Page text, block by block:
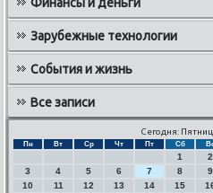
Зарубежные технологии
События и жизнь
Все записи
Сегодня:
Пн Вт Ср Чт Пт Сб
1
2
3
4 5 6 7 8
9
10
11 12 13 14 15